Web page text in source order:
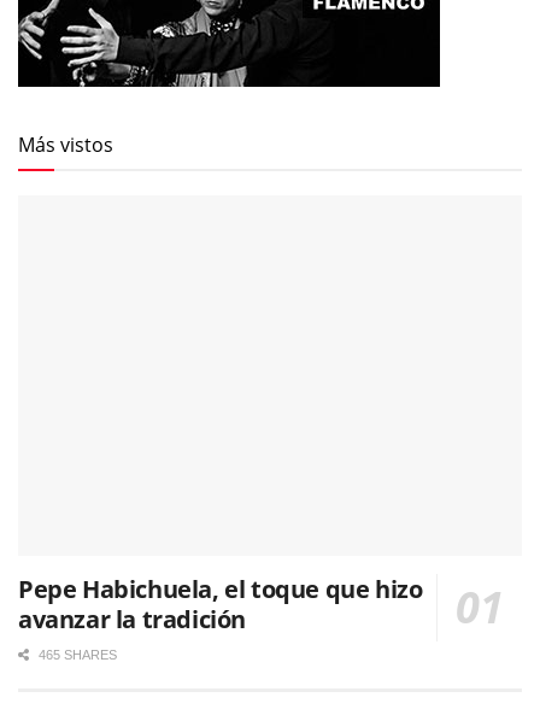
Más vistos
Pepe Habichuela, el toque que hizo
avanzar la tradición
465 SHARES